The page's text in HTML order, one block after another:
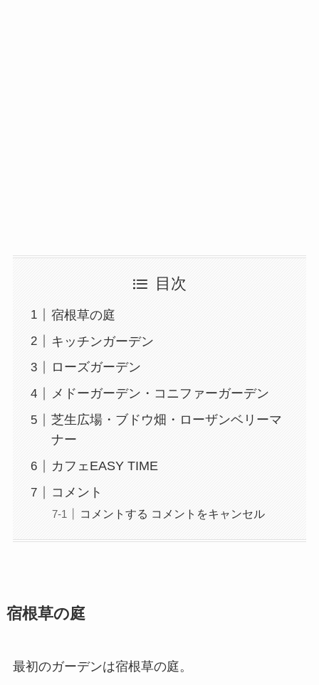
目次
宿根草の庭
キッチンガーデン
ローズガーデン
メドーガーデン・コニファーガーデン
芝生広場・ブドウ畑・ローザンベリーマ
ナー
カフェEASY TIME
コメント
コメントする コメントをキャンセル
宿根草の庭
最初のガーデンは宿根草の庭。